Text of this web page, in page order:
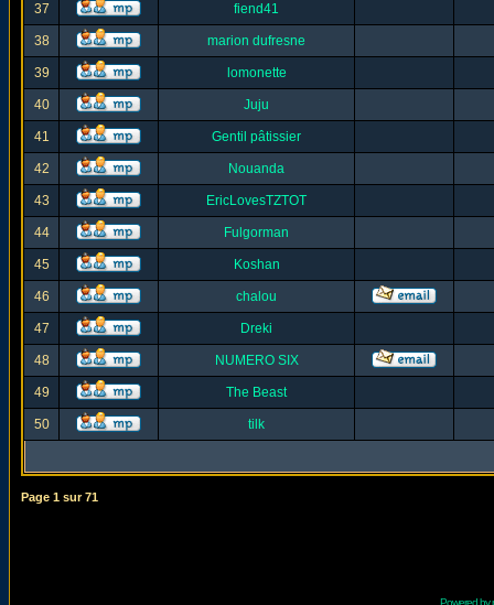
37 fiend41
38 marion dufresne
39 lomonette
40 Juju
41 Gentil pâtissier
42 Nouanda
43 EricLovesTZTOT
44 Fulgorman
45 Koshan
46 chalou
47 Dreki
48 NUMERO SIX
49 The Beast
50 tilk
Page 1 sur71
Powered by